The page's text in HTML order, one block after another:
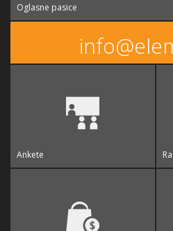
Oglasne pasice
Ankete